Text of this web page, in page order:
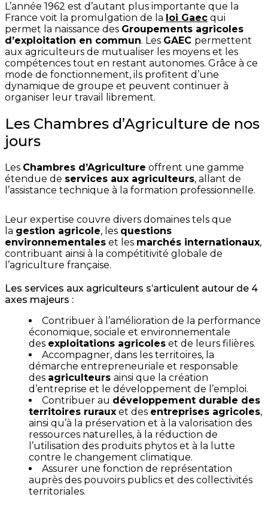
L’année 1962 est d’autant plus importante que la
France voit la promulgation de la loi Gaec qui
permet la naissance des Groupements agricoles
d’exploitation en commun. Les GAEC permettent
aux agriculteurs de mutualiser les moyens et les
compétences tout en restant autonomes. Grâce à ce
mode de fonctionnement, ils profitent d’une
dynamique de groupe et peuvent continuer à
organiser leur travail librement.
Les Chambres d’Agriculture de nos
jours
Les Chambres d’Agriculture offrent une gamme
étendue de services aux agriculteurs, allant de
l’assistance technique à la formation professionnelle.
Leur expertise couvre divers domaines tels que
la gestion agricole, les questions
environnementales et les marchés internationaux,
contribuant ainsi à la compétitivité globale de
l’agriculture française.
Les services aux agriculteurs s’articulent autour de 4
axes majeurs :
Contribuer à l’amélioration de la performance
économique, sociale et environnementale
des exploitations agricoles et de leurs filières.
Accompagner, dans les territoires, la
démarche entrepreneuriale et responsable
des agriculteurs ainsi que la création
d’entreprise et le développement de l’emploi.
Contribuer au développement durable des
territoires ruraux et des entreprises agricoles,
ainsi qu’à la préservation et à la valorisation des
ressources naturelles, à la réduction de
l’utilisation des produits phytos et à la lutte
contre le changement climatique.
Assurer une fonction de représentation
auprès des pouvoirs publics et des collectivités
territoriales.